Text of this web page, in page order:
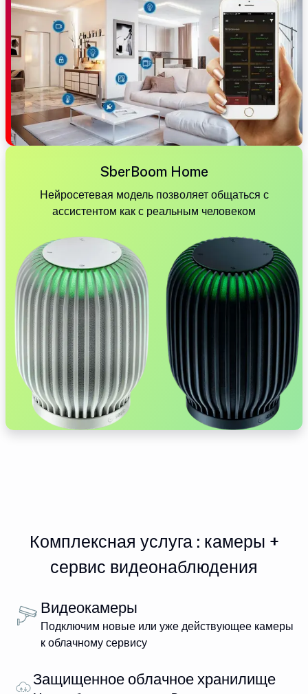
SberBoom Home
Нейросетевая модель позволяет общаться с
ассистентом как с реальным человеком
Комплексная услуга : камеры +
сервис видеонаблюдения
Видеокамеры
Подключим новые или уже действующее камеры
к облачному сервису
Защищенное облачное хранилище